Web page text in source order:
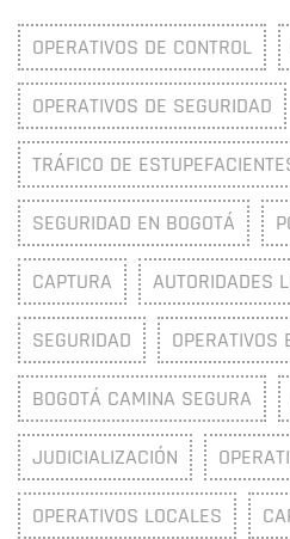
OPERATIVOS DE CONTROL
OPERATIVOS DE SEGURIDAD
TRÁFICO DE
SEGURIDAD EN BOGOTÁ
CAPTURA AUTORIDADES
SEGURIDAD OPERATIVOS
BOGOTÁ CAMINA SEGURA
JUDICIALIZACIÓN
OPERATIVOS LOCALES